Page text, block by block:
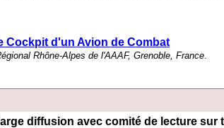
Cockpit d'un Avion de Combat
Rhône-Alpes de l'AAAF, Grenoble, France.
diffusion avec comité de lecture sur